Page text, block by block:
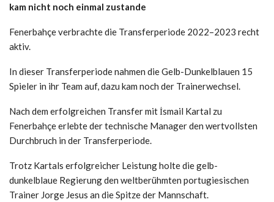
kam nicht noch einmal zustande
Fenerbahçe verbrachte die Transferperiode 2022–2023 recht
aktiv.
In dieser Transferperiode nahmen die Gelb-Dunkelblauen 15
Spieler in ihr Team auf, dazu kam noch der Trainerwechsel.
Nach dem erfolgreichen Transfer mit İsmail Kartal zu
Fenerbahçe erlebte der technische Manager den wertvollsten
Durchbruch in der Transferperiode.
Trotz Kartals erfolgreicher Leistung holte die gelb-
dunkelblaue Regierung den weltberühmten portugiesischen
Trainer Jorge Jesus an die Spitze der Mannschaft.